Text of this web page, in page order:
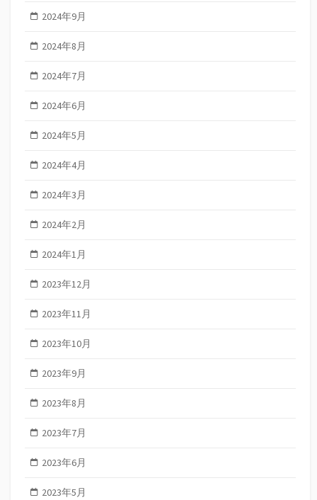
2024年9月
2024年8月
2024年7月
2024年6月
2024年5月
2024年4月
2024年3月
2024年2月
2024年1月
2023年12月
2023年11月
2023年10月
2023年9月
2023年8月
2023年7月
2023年6月
2023年5月